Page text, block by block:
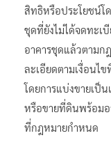
สิทธิหรือประโยชน์โ
ชุดที่ยังไม่ได้จดทะเ
อาคารชุดแล้วตามก
ละเอียดตามเงื่อนไ
โดยการแบ่งขายเป็
หรือขายที่ดินพร้อมอ
ที่กฎหมายกำหนด